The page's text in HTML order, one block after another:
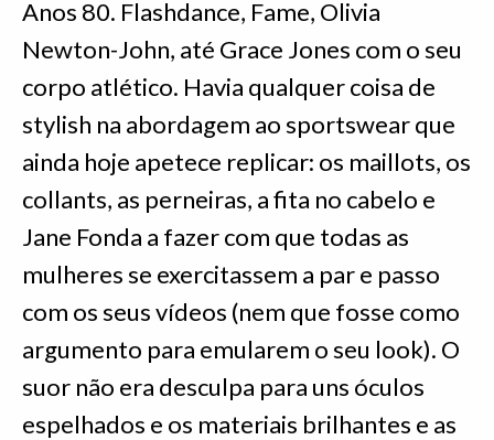
Anos 80. Flashdance, Fame, Olivia
Newton-John, até Grace Jones com o seu
corpo atlético. Havia qualquer coisa de
stylish na abordagem ao sportswear que
ainda hoje apetece replicar: os maillots, os
collants, as perneiras, a fita no cabelo e
Jane Fonda a fazer com que todas as
mulheres se exercitassem a par e passo
com os seus vídeos (nem que fosse como
argumento para emularem o seu look). O
suor não era desculpa para uns óculos
espelhados e os materiais brilhantes e as